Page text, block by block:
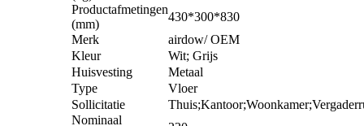
Productafmetingen
(mm)
430*300*830
Merk
airdow/ OEM
Kleur
Wit; Grijs
Huisvesting
Metaal
Type
Vloer
Sollicitatie
Nominaal